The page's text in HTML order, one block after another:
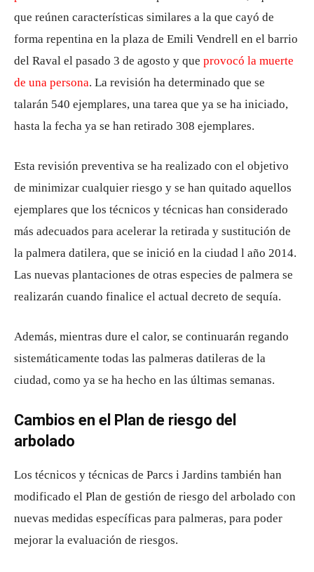
que reúnen características similares a la que cayó de
forma repentina en la plaza de Emili Vendrell en el barrio
del Raval el pasado 3 de agosto y que provocó la muerte
de una persona. La revisión ha determinado que se
talarán 540 ejemplares, una tarea que ya se ha iniciado,
hasta la fecha ya se han retirado 308 ejemplares.
Esta revisión preventiva se ha realizado con el objetivo
de minimizar cualquier riesgo y se han quitado aquellos
ejemplares que los técnicos y técnicas han considerado
más adecuados para acelerar la retirada y sustitución de
la palmera datilera, que se inició en la ciudad l año 2014.
Las nuevas plantaciones de otras especies de palmera se
realizarán cuando finalice el actual decreto de sequía.
Además, mientras dure el calor, se continuarán regando
sistemáticamente todas las palmeras datileras de la
ciudad, como ya se ha hecho en las últimas semanas.
Cambios en el Plan de riesgo del
arbolado
Los técnicos y técnicas de Parcs i Jardins también han
modificado el Plan de gestión de riesgo del arbolado con
nuevas medidas específicas para palmeras, para poder
mejorar la evaluación de riesgos.